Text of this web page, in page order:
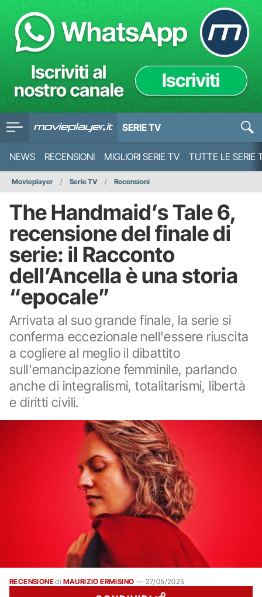
SERIE TV
NEWS RECENSIONI MIGLIORI SERIE TV TUTTE LE SERIE
Movieplayer Serie TV Recensioni
The Handmaid’s Tale 6,
recensione del finale di
serie: il Racconto
dell’Ancella è una storia
“epocale”
Arrivata al suo grande finale, la serie si
conferma eccezionale nell'essere riuscita
a cogliere al meglio il dibattito
sull'emancipazione femminile, parlando
anche di integralismi, totalitarismi, libertà
e diritti civili.
RECENSIONEdi MAURIZIO ERMISINO — 27/05/2025